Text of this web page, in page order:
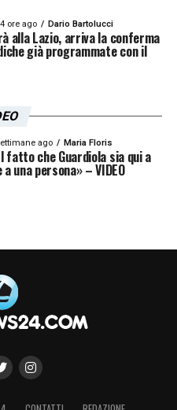
4 ore ago Dario Bartolucci
alla Lazio, arriva la conferma
già programmate con il
ago Maria Floris
fatto che Guardiola sia qui a
una persona» – VIDEO